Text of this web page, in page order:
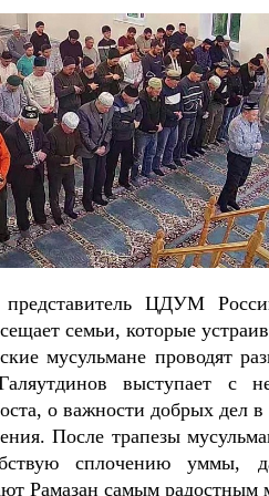
ЦДУМ
семьи, которые
мусульмане проводят
выступает с
о важности добрых дел
После трапезы
сплочению уммы,
Рамазан самым радостным